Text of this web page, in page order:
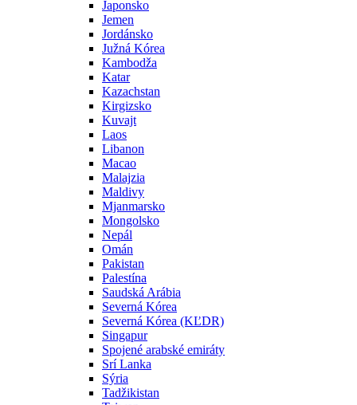
Japonsko
Jemen
Jordánsko
Južná Kórea
Kambodža
Katar
Kazachstan
Kirgizsko
Kuvajt
Laos
Libanon
Macao
Malajzia
Maldivy
Mjanmarsko
Mongolsko
Nepál
Omán
Pakistan
Palestína
Saudská Arábia
Severná Kórea
Severná Kórea (KĽDR)
Singapur
Spojené arabské emiráty
Srí Lanka
Sýria
Tadžikistan